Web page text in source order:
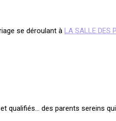
se déroulant à LA SALLE DES
et qualifiés… des parents sereins